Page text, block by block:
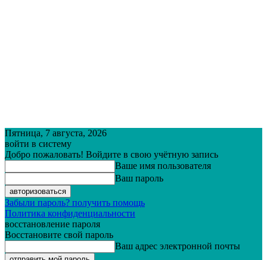
Пятница, 7 августа, 2026
войти в систему
Добро пожаловать! Войдите в свою учётную запись
Ваше имя пользователя
Ваш пароль
Забыли пароль? получить помощь
Политика конфиденциальности
восстановление пароля
Восстановите свой пароль
Ваш адрес электронной почты